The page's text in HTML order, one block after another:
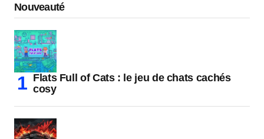
Nouveauté
Flats Full of Cats : le jeu de chats cachés
cosy